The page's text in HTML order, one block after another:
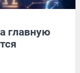
главную